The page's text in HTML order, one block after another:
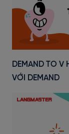
DEMAND TO V
VỚI DEMAND